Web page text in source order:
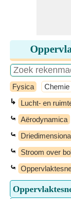
Fysica Chemie
↳ Lucht- en
⤿ Aërodynamica
⤿
⤿ Stroom over
⤿